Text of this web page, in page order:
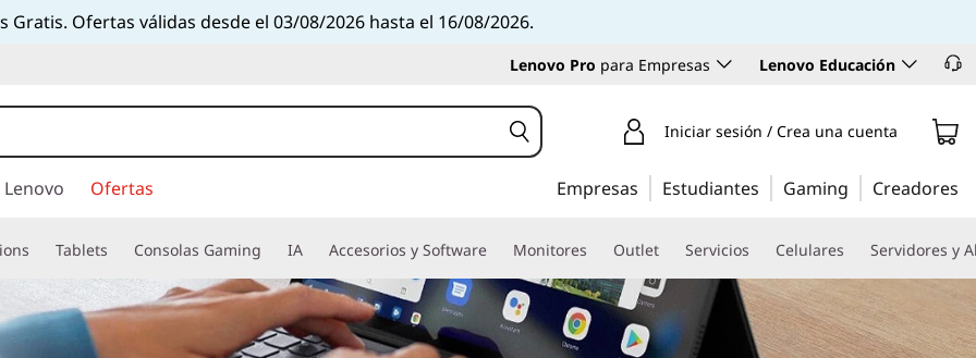
Gratis. Ofertas válidas desde el 03/08/2026 hasta el 16/08/2026.
Lenovo Pro para Empresas Lenovo Educación
Iniciar sesión / Crea una cuenta
Ofertas Empresas Estudiantes Gaming Creadores
Tablets Consolas Gaming IA Accesorios y Software Monitores Outlet Servicios Celulares Servidores y